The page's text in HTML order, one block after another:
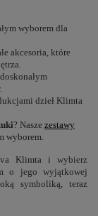
wyborem dla
akcesoria, które
dzieł Klimta
? Nasze zestawy
wyborem.
Klimta i wybierz
o jego wyjątkowej
symboliką, teraz